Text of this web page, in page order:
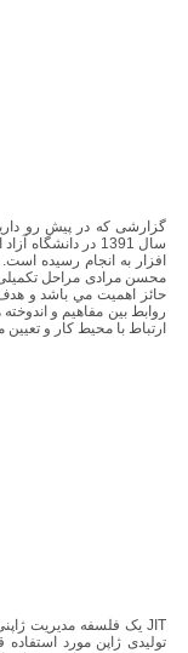
سال 1391 در
افزار به انجام رسیده
محسن مرادی مراحل تکمیلی
حائز اهميت مي باشد و
روابط بين مفاهيم و
ارتباط با محيط كار و
JIT
تولیدی ژاپن مورد